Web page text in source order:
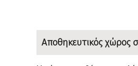
Blocks
Αποθηκευτικός χώρος